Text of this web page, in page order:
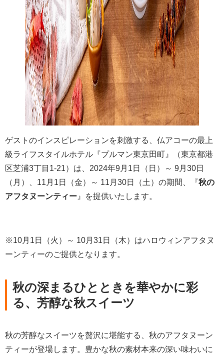
ゲストのインスピレーションを刺激する、仏アコーの最上
級ライフスタイルホテル『プルマン東京田町』（東京都港
区芝浦3丁目1-21）は、2024年9月1日（日）～ 9月30日
（月）、11月1日（金）～ 11月30日（土）の期間、『秋の
アフタヌーンティー 』を提供いたします。
※10月1日（火）～ 10月31日（木）はハロウィンアフタヌ
ーンティーのご提供となります。
秋の深まるひとときを華やかに彩
る、芳醇な秋スイーツ
秋の芳醇なスイーツを贅沢に堪能する、秋のアフタヌーン
ティーが登場します。豊かな秋の素材本来の深い味わいに